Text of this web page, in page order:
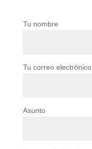
Tu nombre
Tu correo electrónico
Asunto